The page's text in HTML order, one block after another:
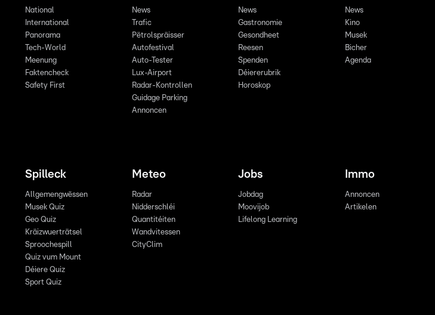
National
International
Panorama
Tech-World
Meenung
Faktencheck
Safety First
News
Trafic
Pëtrolspräisser
Autofestival
Auto-Tester
Lux-Airport
Radar-Kontrollen
Guidage Parking
Annoncen
News
Gastronomie
Gesondheet
Reesen
Spenden
Déiererubrik
Horoskop
News
Kino
Musek
Bicher
Agenda
Spilleck
Allgemengwëssen
Musek Quiz
Geo Quiz
Kräizwuerträtsel
Sproochespill
Quiz vum Mount
Déiere Quiz
Sport Quiz
Meteo
Radar
Nidderschléi
Quantitéiten
Wandvitessen
CityClim
Jobs
Jobdag
Moovijob
Lifelong Learning
Immo
Annoncen
Artikelen